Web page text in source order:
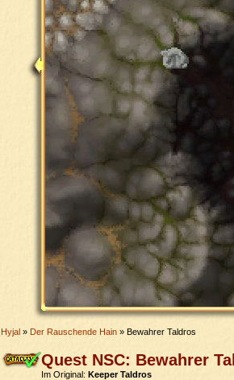
Hyjal » Der Rauschende Hain » Bewahrer Taldros
Quest NSC: Bewahrer
Im Original: Keeper Taldros